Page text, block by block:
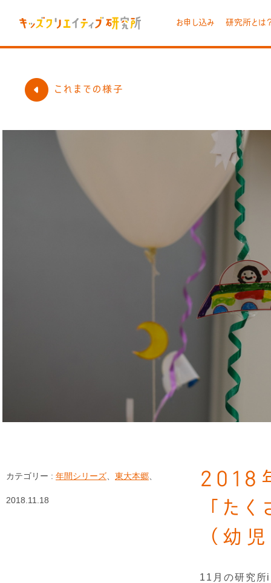
お申し込み 研究所とは
これまでの様子
2018
「た
（幼
11月の研究所
カテゴリー : 年間シリーズ 東大本郷
2018.11.18